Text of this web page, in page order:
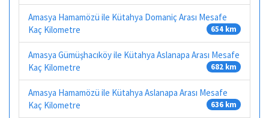
Amasya Hamamözü ile Kütahya Domaniç Arası Mesafe
Kaç Kilometre
654 km
Amasya Gümüşhacıköy ile Kütahya Aslanapa Arası Mesafe
Kaç Kilometre
682 km
Amasya Hamamözü ile Kütahya Aslanapa Arası Mesafe
Kaç Kilometre
636 km